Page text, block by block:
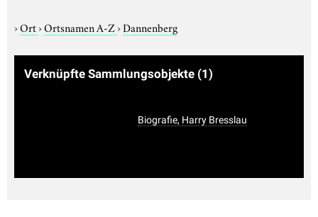
›Ort›Ortsnamen A-Z›Dannenberg
Verknüpfte Sammlungsobjekte (1)
Biografie, Harry Bresslau